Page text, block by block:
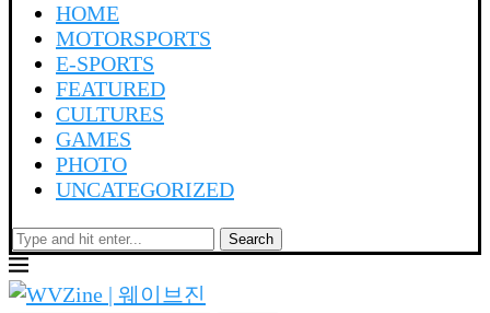
HOME
MOTORSPORTS
E-SPORTS
FEATURED
CULTURES
GAMES
PHOTO
UNCATEGORIZED
Search